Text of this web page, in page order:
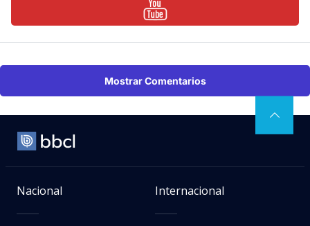
Mostrar Comentarios
Nacional Internacional